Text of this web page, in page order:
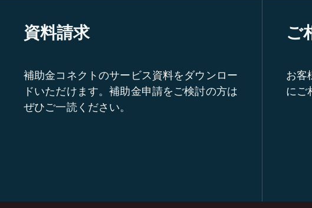
資料請求
補助金コネクトのサービス資料をダウンロー
ドいただけます。補助金申請をご検討の方は
ぜひご一読ください。
ご
お客
にご